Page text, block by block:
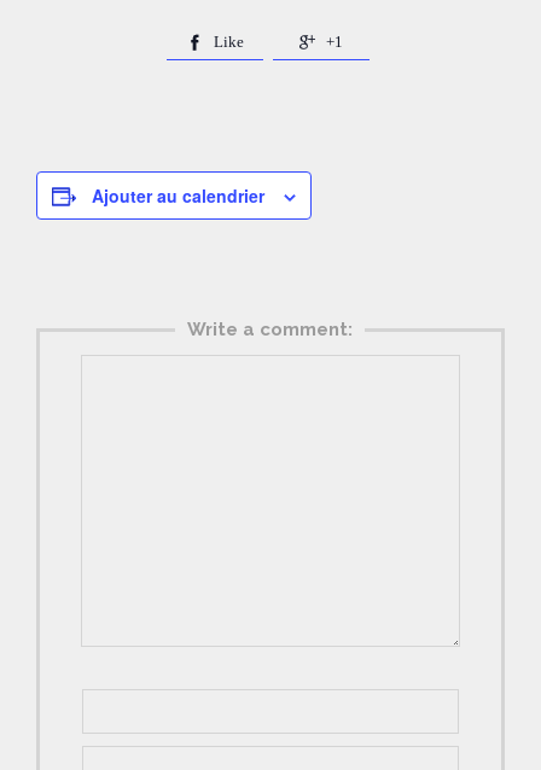
 Like  +1
Ajouter au calendrier
Write a comment: